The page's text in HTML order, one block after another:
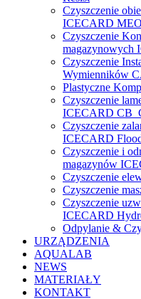
Czyszczenie
ICECARD
Czyszczenie
magazynowych
Czyszczenie
Wymienników
Plastyczne
Czyszczenie
ICECARD CB
Czyszczenie
ICECARD
Czyszczenie i
magazynów
Czyszczenie
Czyszczenie
Czyszczenie
ICECARD
Odpylanie &
URZĄDZENIA
AQUALAB
NEWS
MATERIAŁY
KONTAKT